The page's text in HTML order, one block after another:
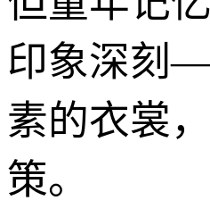
印象深刻
素的衣裳
策。